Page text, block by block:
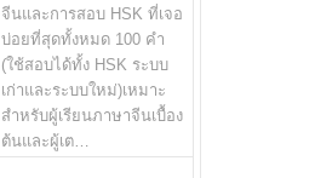
จีนและการสอบ HSK ที่เจอ
บ่อยที่สุดทั้งหมด 100 คำ
(ใช้สอบได้ทั้ง HSK ระบบ
เก่าและระบบใหม่)เหมาะ
สำหรับผู้เรียนภาษาจีนเบื้อง
ต้นและผู้เต…